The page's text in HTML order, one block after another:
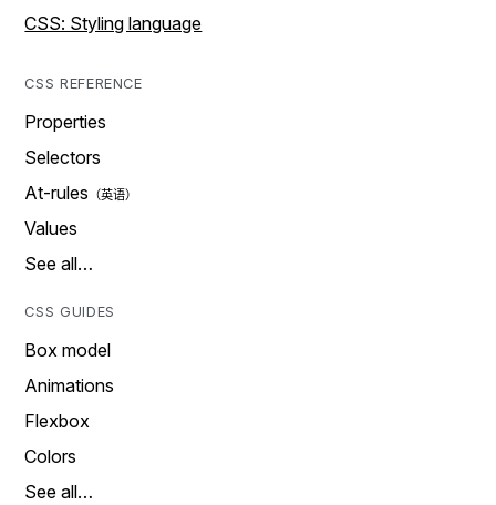
CSS: Styling language
CSS REFERENCE
Properties
Selectors
At-rules
Values
See all…
CSS GUIDES
Box model
Animations
Flexbox
Colors
See all…